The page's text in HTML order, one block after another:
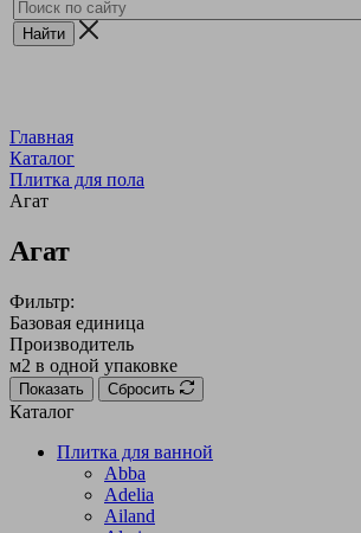
Главная
Каталог
Плитка для пола
Агат
Агат
Фильтр:
Базовая единица
Производитель
м2 в одной упаковке
Показать Сбросить
Каталог
Плитка для ванной
Abba
Adelia
Ailand